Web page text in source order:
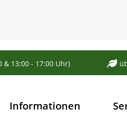
& 13:00 - 17:00 Uhr)
Informationen